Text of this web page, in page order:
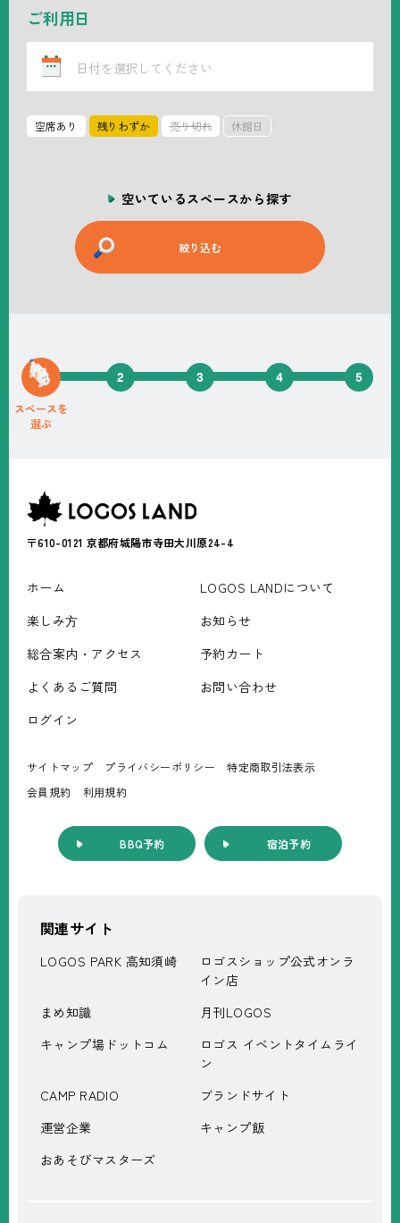
ン
プ
ご利用日
空席あり 残りわずか 売り切れ 休館日
空いているスペースから探す
絞り込む
1
スペースを
選ぶ
2 3 4 5
〒610-0121 京都府城陽市寺田大川原24-4
ホーム
LOGOS LANDについて
楽しみ⽅
お知らせ
総合案内・アクセス
予約カート
よくあるご質問
お問い合わせ
ログイン
サイトマップ プライバシーポリシー
特定商取引法表⽰
会員規約
利⽤規約
BBQ予約 宿泊予約
関連サイト
LOGOS PARK 高知須崎
ロゴスショップ公式オンラ
イン店
まめ知識
月刊LOGOS
キャンプ場ドットコム
ロゴス イベントタイムライ
ン
CAMP RADIO
ブランドサイト
運営企業
キャンプ飯
おあそびマスターズ